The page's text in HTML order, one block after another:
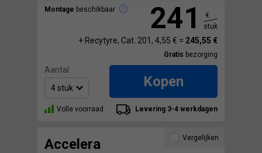
Montage beschikbaar 241
€
stuk
+ Recytyre, Cat. 201, 4,55 € = 245,55 €
Gratis bezorging
Aantal:
Kopen
Volle voorraad Levering 3-4 werkdagen
Accelera Vergelijken